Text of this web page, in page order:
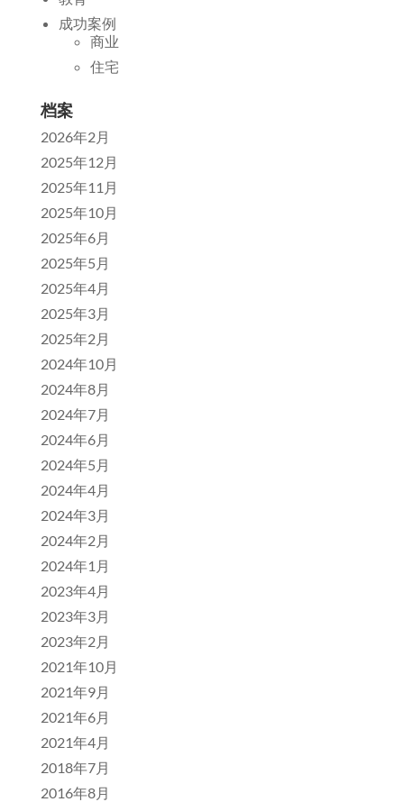
成功案例
商业
住宅
档案
2026年2月
2025年12月
2025年11月
2025年10月
2025年6月
2025年5月
2025年4月
2025年3月
2025年2月
2024年10月
2024年8月
2024年7月
2024年6月
2024年5月
2024年4月
2024年3月
2024年2月
2024年1月
2023年4月
2023年3月
2023年2月
2021年10月
2021年9月
2021年6月
2021年4月
2018年7月
2016年8月